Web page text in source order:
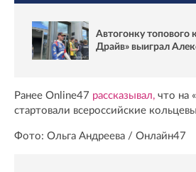
Автогонку топового
Драйв» выиграл
Ранее Online47 рассказывал, что на
стартовали всероссийские
Фото: Ольга Андреева / Онлайн47